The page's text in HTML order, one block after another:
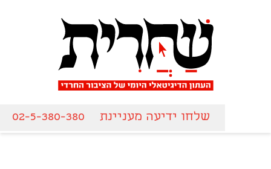
שלחו ידיעה מעניינת 02-5-380-380